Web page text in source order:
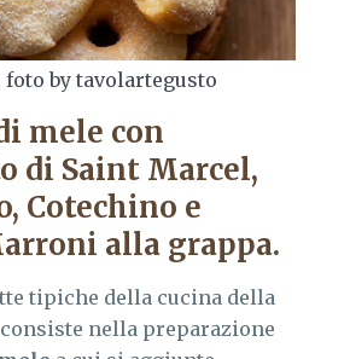
by tavolartegusto
mele con
di Saint Marcel,
Cotechino e
alla grappa.
tipiche della cucina della
consiste nella preparazione